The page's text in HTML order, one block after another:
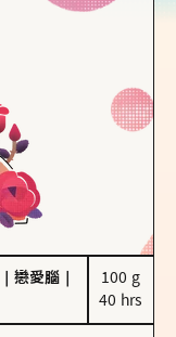
戀愛腦
100 g
40 hrs